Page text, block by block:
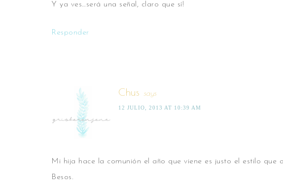
Y ya ves…será una señal, claro que sí!
Responder
Chus says
12 JULIO, 2013 AT 10:39 AM
Mi hija hace la comunión el año que viene es justo el estilo que
Besos.